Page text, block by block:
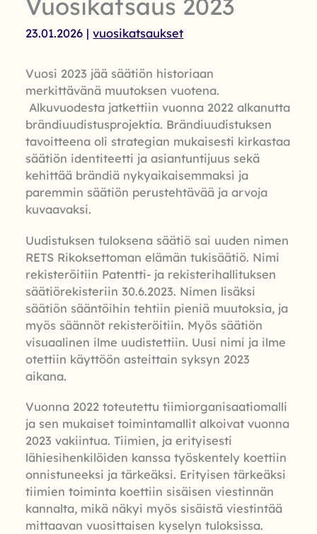
Vuosikatsaus 2023
23.01.2026 |vuosikatsaukset
Vuosi 2023 jää säätiön historiaan
merkittävänä muutoksen vuotena.
Alkuvuodesta jatkettiin vuonna 2022 alkanutta
brändiuudistusprojektia. Brändiuudistuksen
tavoitteena oli strategian mukaisesti kirkastaa
säätiön identiteetti ja asiantuntijuus sekä
kehittää brändiä nykyaikaisemmaksi ja
paremmin säätiön perustehtävää ja arvoja
kuvaavaksi.
Uudistuksen tuloksena säätiö sai uuden nimen
RETS Rikoksettoman elämän tukisäätiö. Nimi
rekisteröitiin Patentti- ja rekisterihallituksen
säätiörekisteriin 30.6.2023. Nimen lisäksi
säätiön sääntöihin tehtiin pieniä muutoksia, ja
myös säännöt rekisteröitiin. Myös säätiön
visuaalinen ilme uudistettiin. Uusi nimi ja ilme
otettiin käyttöön asteittain syksyn 2023
aikana.
Vuonna 2022 toteutettu tiimiorganisaatiomalli
ja sen mukaiset toimintamallit alkoivat vuonna
2023 vakiintua. Tiimien, ja erityisesti
lähiesihenkilöiden kanssa työskentely koettiin
onnistuneeksi ja tärkeäksi. Erityisen tärkeäksi
tiimien toiminta koettiin sisäisen viestinnän
kannalta, mikä näkyi myös sisäistä viestintää
mittaavan vuosittaisen kyselyn tuloksissa.